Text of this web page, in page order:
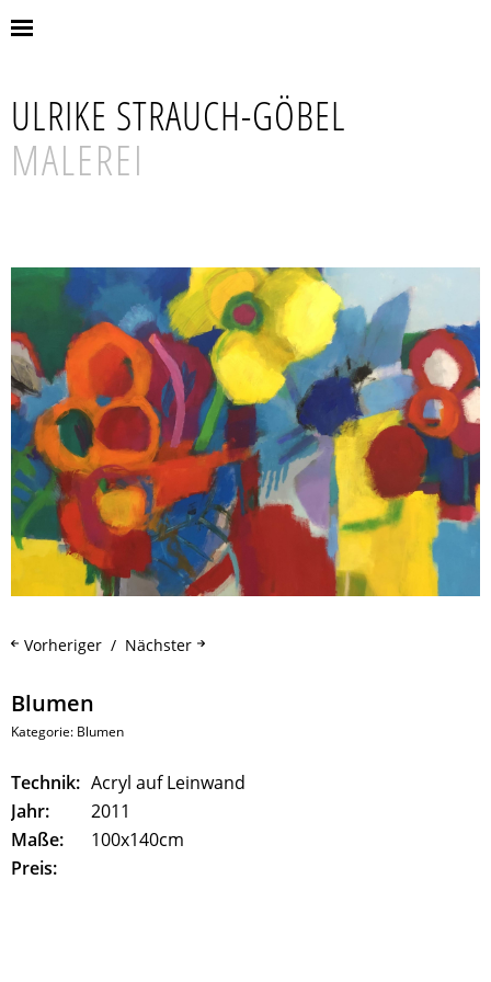
ULRIKE STRAUCH-GÖBEL
MALEREI
Nächster
Vorheriger
Blumen
Kategorie: Blumen
Technik: Acryl auf Leinwand
Jahr:
2011
Maße:
100x140cm
Preis: